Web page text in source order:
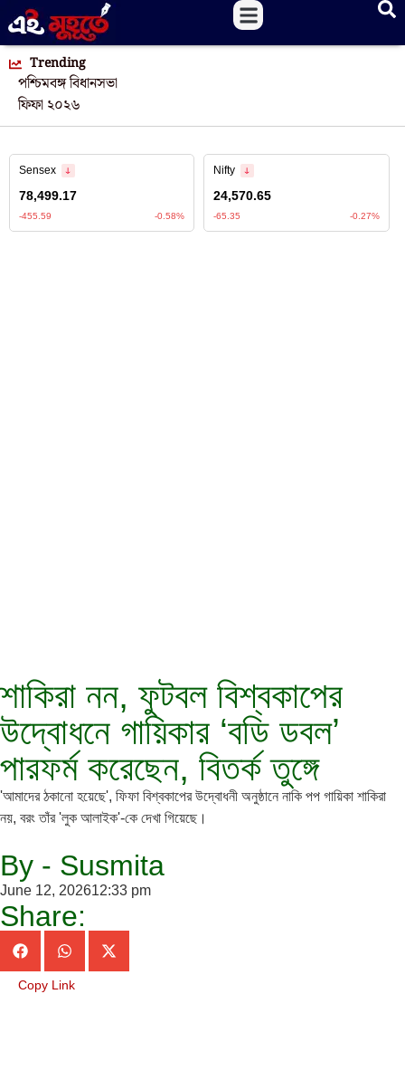
Trending
পশ্চিমবঙ্গ বিধানসভা
ফিফা ২০২৬
শাকিরা নন, ফুটবল বিশ্বকাপের
উদ্বোধনে গায়িকার ‘বডি ডবল’
পারফর্ম করেছেন, বিতর্ক তুঙ্গে
'আমাদের ঠকানো হয়েছে', ফিফা বিশ্বকাপের উদ্বোধনী অনুষ্ঠানে নাকি পপ গায়িকা শাকিরা
নয়, বরং তাঁর 'লুক আলাইক'-কে দেখা গিয়েছে।
By - Susmita
June 12, 202612:33 pm
Share:
Copy Link